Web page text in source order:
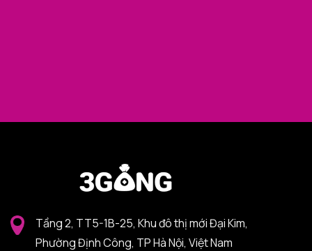
Tầng 2, TT5-1B-25, Khu đô thị mới Đại Kim,
Phường Định Công, TP Hà Nội, Việt Nam